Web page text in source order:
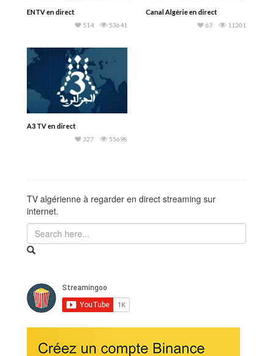
ENTV en direct
53641
514
Canal Algérie en direct
11201
63
A3 TV en direct
55698
327
TV algérienne à regarder en direct streaming sur
internet.